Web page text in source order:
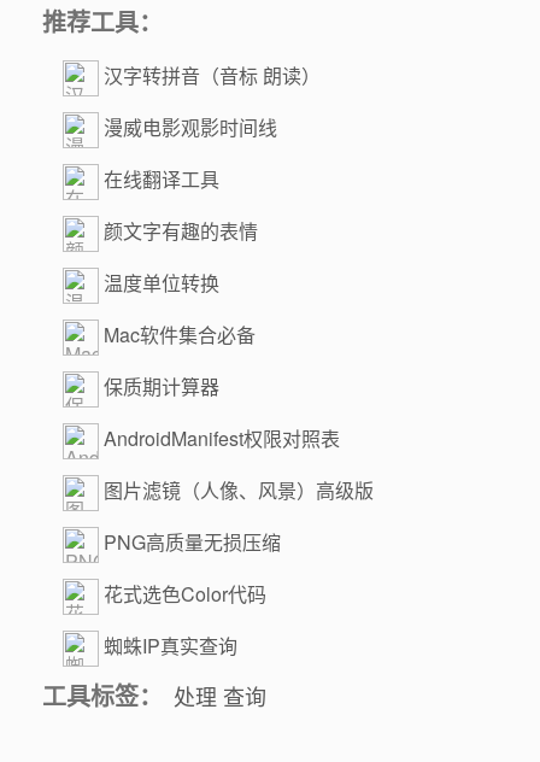
推荐工具：
汉字转拼音（音标 朗读）
漫威电影观影时间线
在线翻译工具
颜文字有趣的表情
温度单位转换
Mac软件集合必备
保质期计算器
AndroidManifest权限对照表
图片滤镜（人像、风景）高级版
PNG高质量无损压缩
花式选色Color代码
蜘蛛IP真实查询
工具标签： 处理 查询